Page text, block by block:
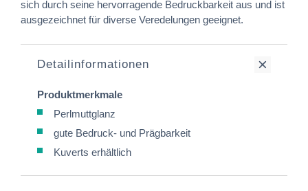
sich durch seine hervorragende Bedruckbarkeit aus und ist
ausgezeichnet für diverse Veredelungen geeignet.
Detailinformationen
Produktmerkmale
Perlmuttglanz
gute Bedruck- und Prägbarkeit
Kuverts erhältlich